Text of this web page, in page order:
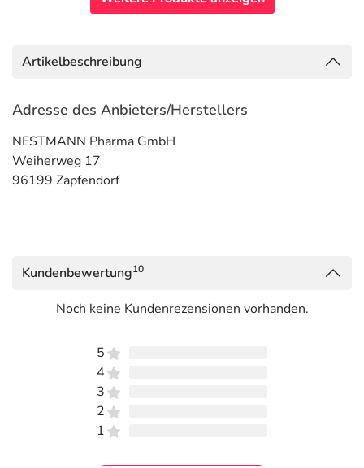
Artikelbeschreibung
Adresse des Anbieters/Herstellers
NESTMANN Pharma GmbH
Weiherweg 17
96199 Zapfendorf
Kundenbewertung10
Noch keine Kundenrezensionen vorhanden.
5
4
3
2
1